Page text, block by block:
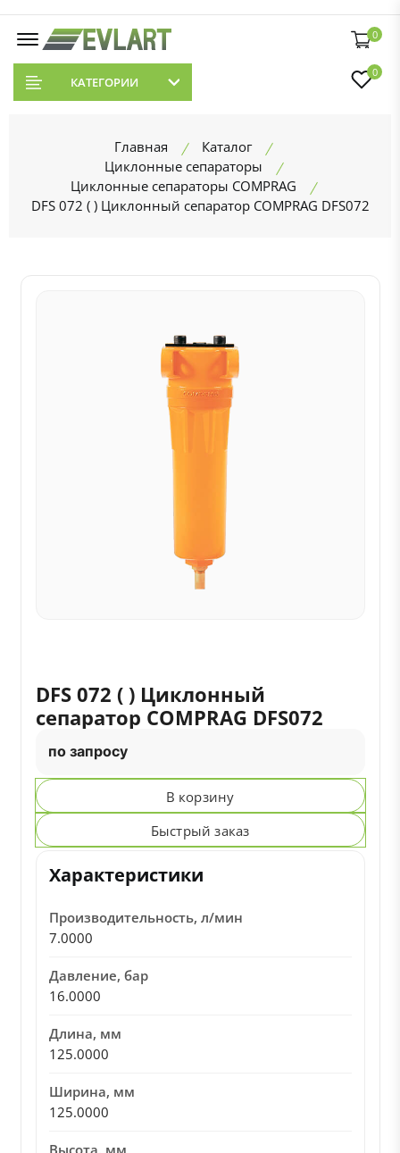
0
КАТЕГОРИИ
0
Главная
Каталог
Циклонные сепараторы
Циклонные сепараторы COMPRAG
DFS 072 ( ) Циклонный сепаратор COMPRAG DFS072
DFS 072 ( ) Циклонный
сепаратор COMPRAG DFS072
по запросу
В корзину
Быстрый заказ
Характеристики
Производительность, л/мин
7.0000
Давление, бар
16.0000
Длина, мм
125.0000
Ширина, мм
125.0000
Высота, мм